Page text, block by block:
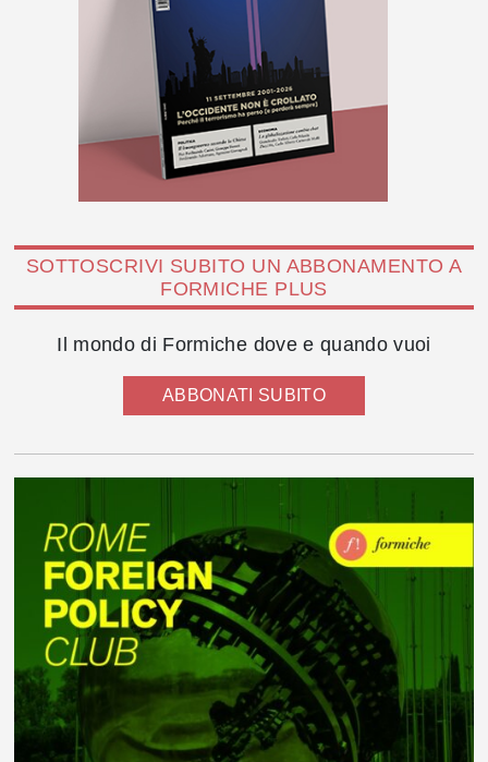
SOTTOSCRIVI SUBITO UN ABBONAMENTO A
FORMICHE PLUS
Il mondo di Formiche dove e quando vuoi
ABBONATI SUBITO